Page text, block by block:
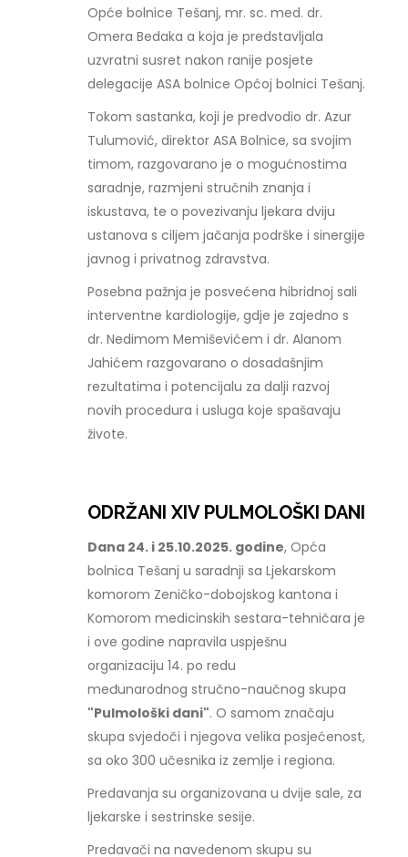
Opće bolnice Tešanj, mr. sc. med. dr.
Omera Bedaka a koja je predstavljala
uzvratni susret nakon ranije posjete
delegacije ASA bolnice Općoj bolnici Tešanj.
Tokom sastanka, koji je predvodio dr. Azur
Tulumović, direktor ASA Bolnice, sa svojim
timom, razgovarano je o mogućnostima
saradnje, razmjeni stručnih znanja i
iskustava, te o povezivanju ljekara dviju
ustanova s ciljem jačanja podrške i sinergije
javnog i privatnog zdravstva.
Posebna pažnja je posvećena hibridnoj sali
interventne kardiologije, gdje je zajedno s
dr. Nedimom Memiševićem i dr. Alanom
Jahićem razgovarano o dosadašnjim
rezultatima i potencijalu za dalji razvoj
novih procedura i usluga koje spašavaju
živote.
ODRŽANI XIV PULMOLOŠKI DANI
Dana 24. i 25.10.2025. godine, Opća
bolnica Tešanj u saradnji sa Ljekarskom
komorom Zeničko-dobojskog kantona i
Komorom medicinskih sestara-tehničara je
i ove godine napravila uspješnu
organizaciju 14. po redu
međunarodnog stručno-naučnog skupa
"Pulmološki dani". O samom značaju
skupa svjedoči i njegova velika posjećenost,
sa oko 300 učesnika iz zemlje i regiona.
Predavanja su organizovana u dvije sale, za
ljekarske i sestrinske sesije.
Predavači na navedenom skupu su